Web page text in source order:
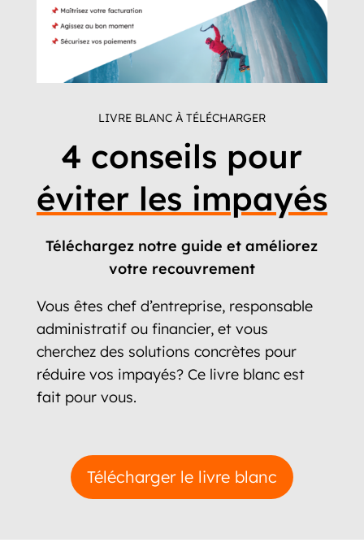
LIVRE BLANC À TÉLÉCHARGER
4 conseils pour
éviter les impayés
Téléchargez notre guide et améliorez
votre recouvrement
Vous êtes chef d’entreprise, responsable
administratif ou financier, et vous
cherchez des solutions concrètes pour
réduire vos impayés? Ce livre blanc est
fait pour vous.
Télécharger le livre blanc